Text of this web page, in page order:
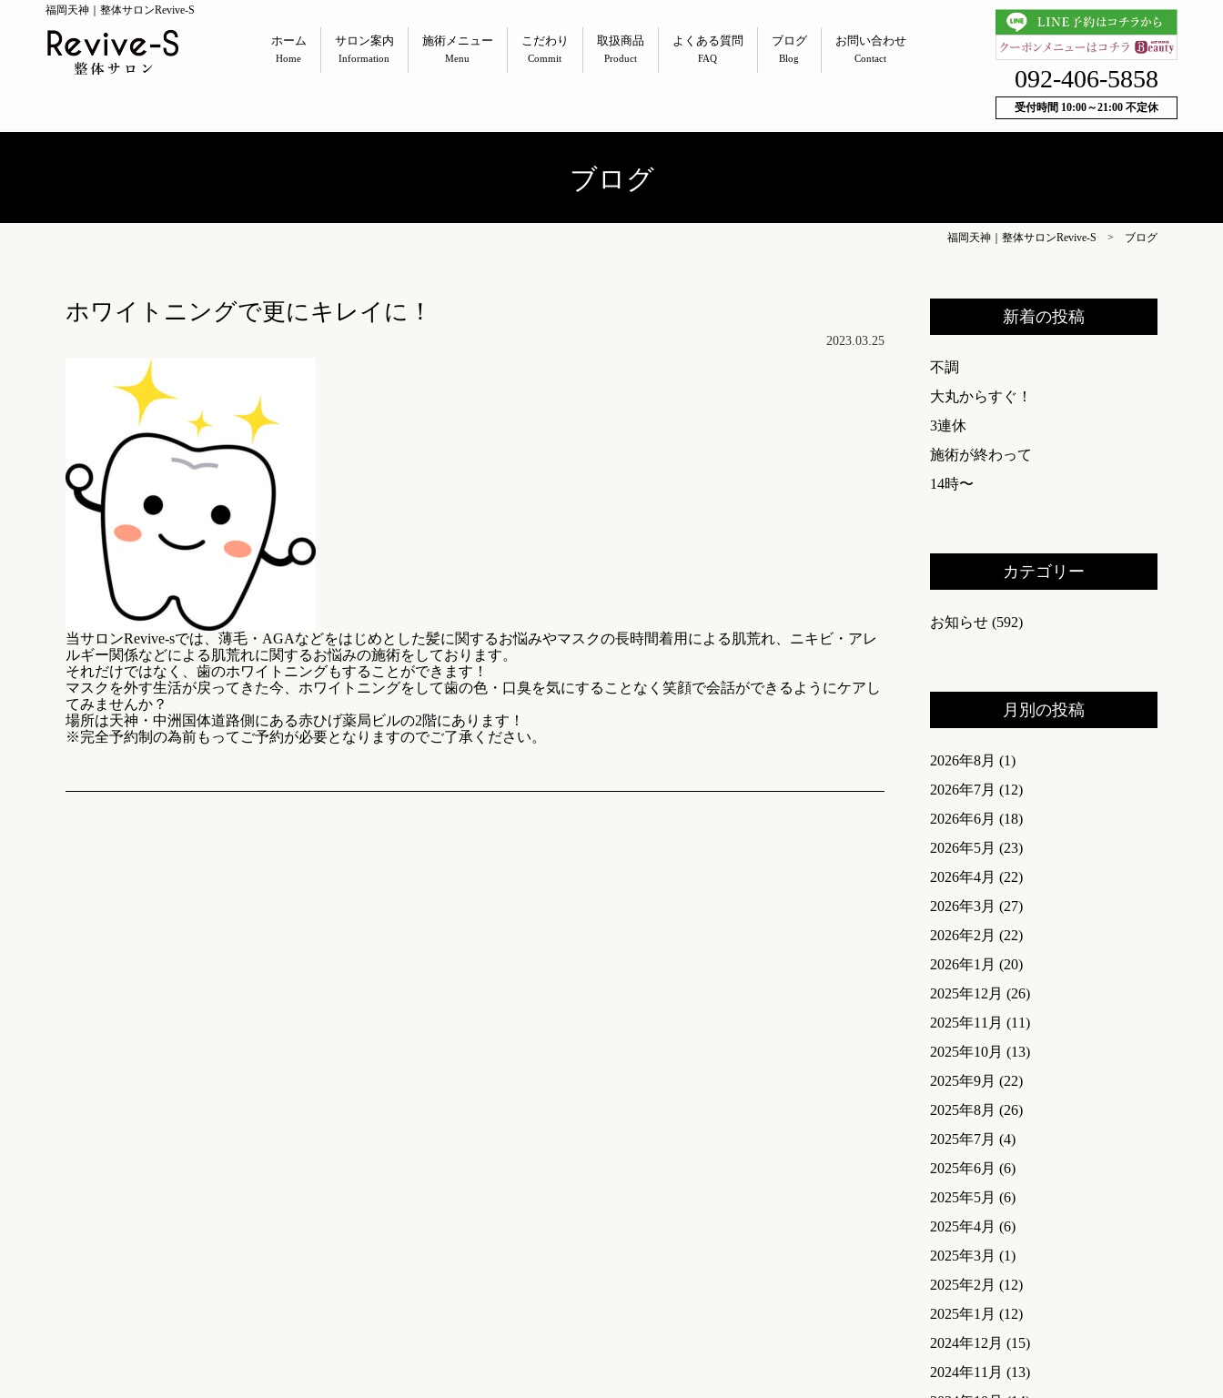
福岡天神｜整体サロンRevive-S
ホーム
Home
サロン案内
Information
施術メニュー
Menu
こだわり
Commit
取扱商品
Product
よくある質問
FAQ
ブログ
Blog
お問い合わせ
Contact
092-406-5858
受付時間 10:00～21:00 不定休
ブログ
福岡天神｜整体サロンRevive-S > ブログ
ホワイトニングで更にキレイに！
2023.03.25
当サロンRevive-sでは、薄毛・AGAなどをはじめとした髪に関するお悩みやマスクの長時間着用による肌荒れ、ニキビ・アレ
ルギー関係などによる肌荒れに関するお悩みの施術をしております。
それだけではなく、歯のホワイトニングもすることができます！
マスクを外す生活が戻ってきた今、ホワイトニングをして歯の色・口臭を気にすることなく笑顔で会話ができるようにケアし
てみませんか？
場所は天神・中洲国体道路側にある赤ひげ薬局ビルの2階にあります！
※完全予約制の為前もってご予約が必要となりますのでご了承ください。
新着の投稿
不調
大丸からすぐ！
3連休
施術が終わって
14時〜
カテゴリー
お知らせ (592)
月別の投稿
2026年8月 (1)
2026年7月 (12)
2026年6月 (18)
2026年5月 (23)
2026年4月 (22)
2026年3月 (27)
2026年2月 (22)
2026年1月 (20)
2025年12月 (26)
2025年11月 (11)
2025年10月 (13)
2025年9月 (22)
2025年8月 (26)
2025年7月 (4)
2025年6月 (6)
2025年5月 (6)
2025年4月 (6)
2025年3月 (1)
2025年2月 (12)
2025年1月 (12)
2024年12月 (15)
2024年11月 (13)